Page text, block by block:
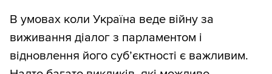
В умовах коли Україна веде війну за
виживання діалог з парламентом і
відновлення його суб’єктності є важливим.